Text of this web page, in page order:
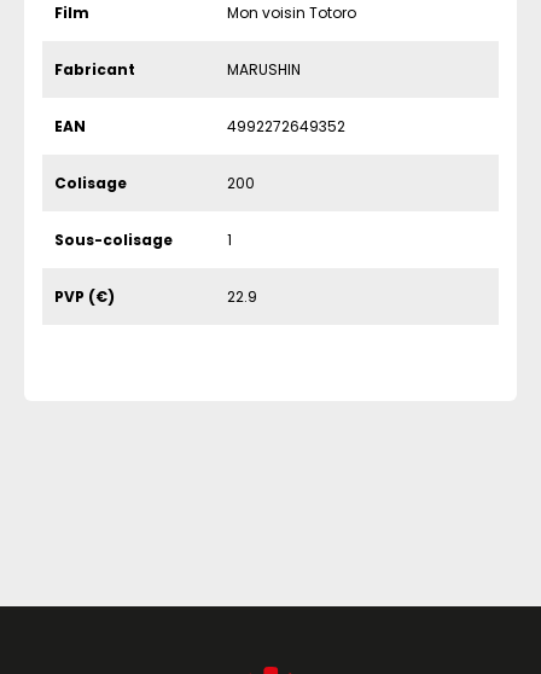
Film Mon voisin Totoro
Fabricant MARUSHIN
EAN 4992272649352
Colisage 200
Sous-colisage 1
PVP (€) 22.9